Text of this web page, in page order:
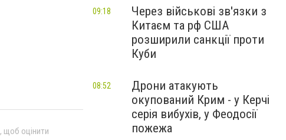
, щоб оцінити
Через військові зв'язки з
Китаєм та рф США
розширили санкції проти
Куби
09:18
Дрони атакують
окупований Крим - у Керчі
серія вибухів, у Феодосії
пожежа
08:52